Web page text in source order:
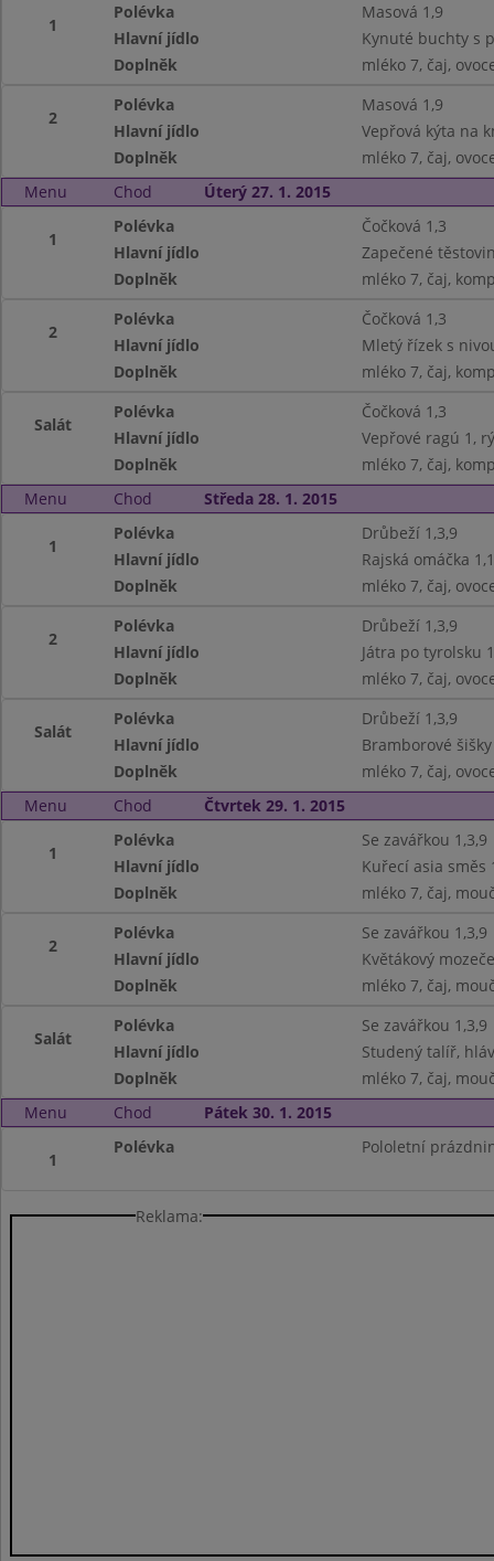
1
Polévka
Masová 1,9
Hlavní jídlo
Kynuté buchty s
Doplněk
mléko 7, čaj,
2
Polévka
Masová 1,9
Hlavní jídlo
Vepřová kýta na
Doplněk
mléko 7, čaj,
Menu
Chod Úterý 27. 1. 2015
1
Polévka
Čočková 1,3
Hlavní jídlo
Zapečené
Doplněk
mléko 7, čaj,
2
Polévka
Čočková 1,3
Hlavní jídlo
Mletý řízek s
Doplněk
mléko 7, čaj,
Salát
Polévka
Čočková 1,3
Hlavní jídlo
Vepřové ragú 1,
Doplněk
mléko 7, čaj,
Menu
Chod Středa 28. 1. 2015
1
Polévka
Drůbeží 1,3,9
Hlavní jídlo
Rajská omáčka
Doplněk
mléko 7, čaj,
2
Polévka
Drůbeží 1,3,9
Hlavní jídlo
Játra po tyrolsku
Doplněk
mléko 7, čaj,
Salát
Polévka
Drůbeží 1,3,9
Hlavní jídlo
Bramborové
Doplněk
mléko 7, čaj,
Menu
Chod Čtvrtek 29. 1. 2015
1
Polévka
Se zavářkou 1,3,9
Hlavní jídlo
Kuřecí asia směs
Doplněk
mléko 7, čaj,
2
Polévka
Se zavářkou 1,3,9
Hlavní jídlo
Květákový
Doplněk
mléko 7, čaj,
Salát
Polévka
Se zavářkou 1,3,9
Hlavní jídlo
Studený talíř,
Doplněk
mléko 7, čaj,
Menu
Chod Pátek 30. 1. 2015
1
Polévka Pololetní
Reklama: